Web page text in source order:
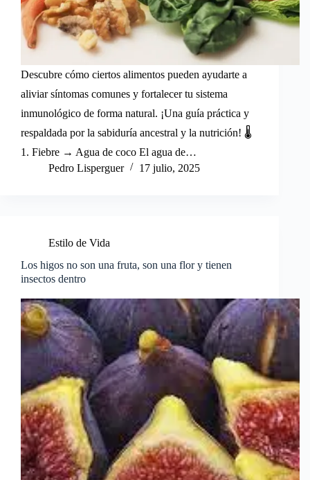
Descubre cómo ciertos alimentos pueden ayudarte a
aliviar síntomas comunes y fortalecer tu sistema
inmunológico de forma natural. ¡Una guía práctica y
respaldada por la sabiduría ancestral y la nutrición! 🌡️
1. Fiebre → Agua de coco El agua de…
Pedro Lisperguer
17 julio, 2025
Estilo de Vida
Los higos no son una fruta, son una flor y tienen
insectos dentro